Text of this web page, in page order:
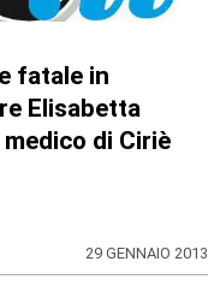
fatale in
Elisabetta
di Ciriè
29 GENNAIO 2013